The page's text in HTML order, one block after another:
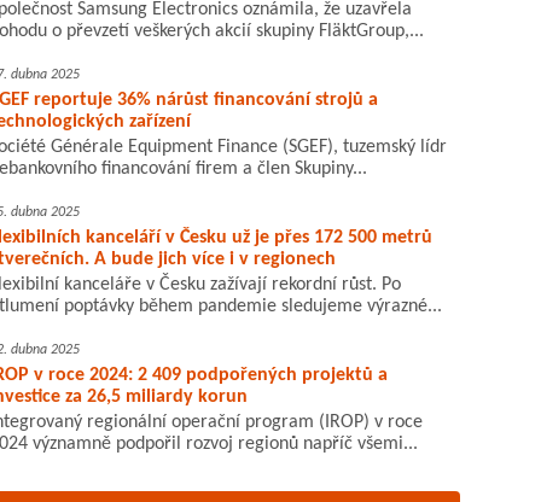
Samsung Electronics oznámila, že uzavřela
o převzetí veškerých akcií skupiny FläktGroup,...
dubna 2025
reportuje 36% nárůst financování strojů a
zařízení
Générale Equipment Finance (SGEF), tuzemský lídr
financování firem a člen Skupiny...
dubna 2025
kanceláří v Česku už je přes 172 500 metrů
A bude jich více i v regionech
kanceláře v Česku zažívají rekordní růst. Po
poptávky během pandemie sledujeme výrazné...
dubna 2025
v roce 2024: 2 409 podpořených projektů a
za 26,5 miliardy korun
regionální operační program (IROP) v roce
významně podpořil rozvoj regionů napříč všemi...